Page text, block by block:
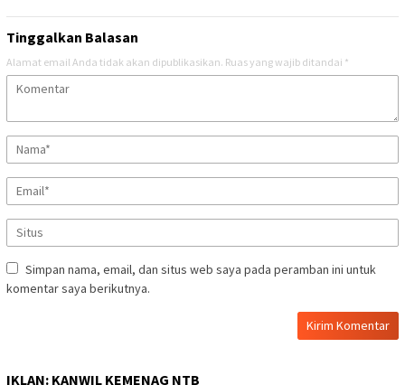
Tinggalkan Balasan
Alamat email Anda tidak akan dipublikasikan. Ruas yang wajib ditandai *
Simpan nama, email, dan situs web saya pada peramban ini untuk
komentar saya berikutnya.
IKLAN: KANWIL KEMENAG NTB